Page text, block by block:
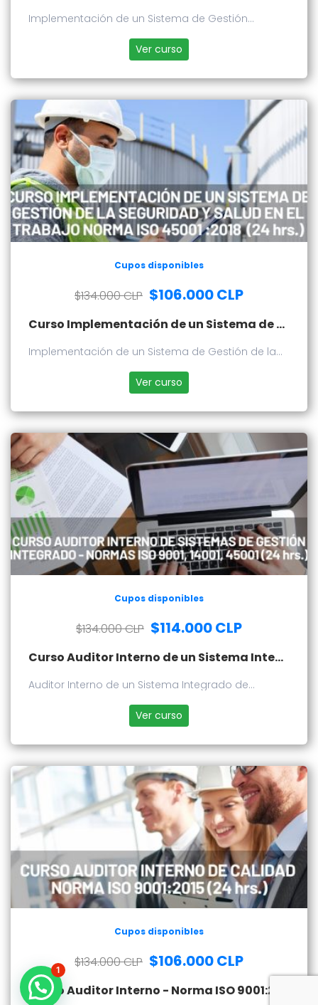
Implementación de un Sistema de Gestión
Ambiental - Norma 14001:2015
Ver curso
Cupos disponibles
$134.000 CLP $106.000 CLP
Curso Implementación de un Sistema de Gestión de la Seguridad y Salud en el Trabajo - Norma ISO 45001:2018
Implementación de un Sistema de Gestión de la
Seguridad y Salud en el Trabajo - Norma ISO
Ver curso
Cupos disponibles
$134.000 CLP $114.000 CLP
Curso Auditor Interno de un Sistema Integrado de Gestión
Auditor Interno de un Sistema Integrado de
Ver curso
Cupos disponibles
$134.000 CLP $106.000 CLP
1